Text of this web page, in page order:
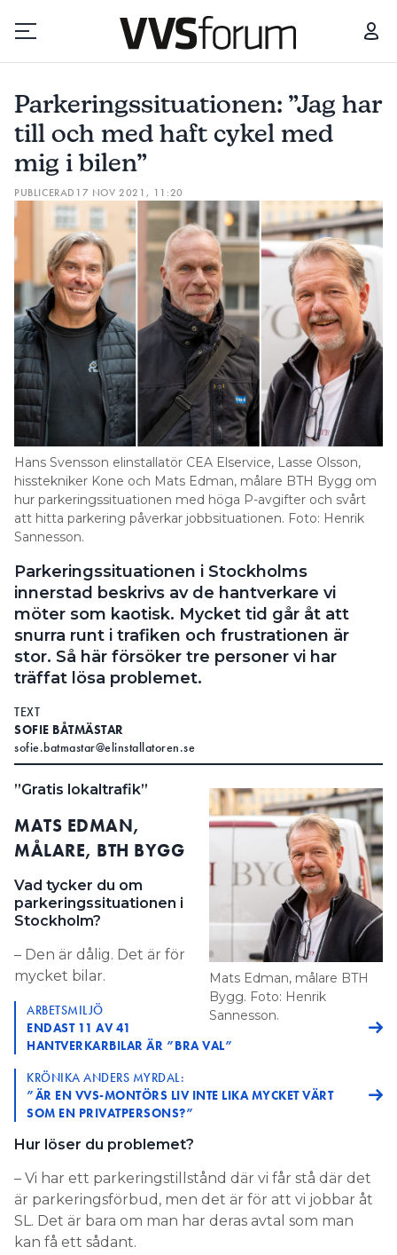
Prenumerera
Hantera prenumeration
Lediga jobb
Annonsera
Läs E-tidningen
Om tidningen
Kontakt
Information om GDPR
Search for:
SEARCH
Parkeringssituationen: ”Jag har
till och med haft cykel med
mig i bilen”
PUBLICERAD 17 NOV 2021, 11:20
Hans Svensson elinstallatör CEA Elservice, Lasse Olsson,
hisstekniker Kone och Mats Edman, målare BTH Bygg om
hur parkeringssituationen med höga P-avgifter och svårt
att hitta parkering påverkar jobbsituationen. Foto: Henrik
Sannesson.
Parkeringssituationen i Stockholms
innerstad beskrivs av de hantverkare vi
möter som kaotisk. Mycket tid går åt att
snurra runt i trafiken och frustrationen är
stor. Så här försöker tre personer vi har
träffat lösa problemet.
TEXT
SOFIE BÅTMÄSTAR
sofie.batmastar@elinstallatoren.se
Mats Edman, målare BTH
Bygg. Foto: Henrik
Sannesson.
”Gratis lokaltrafik”
MATS EDMAN,
MÅLARE, BTH BYGG
Vad tycker du om
parkeringssituationen i
Stockholm?
– Den är dålig. Det är för
mycket bilar.
ARBETSMILJÖ
ENDAST 11 AV 41
HANTVERKARBILAR ÄR ”BRA VAL”
KRÖNIKA ANDERS MYRDAL:
”ÄR EN VVS-MONTÖRS LIV INTE LIKA MYCKET VÄRT
SOM EN PRIVATPERSONS?”
Hur löser du problemet?
– Vi har ett parkeringstillstånd där vi får stå där det
är parkeringsförbud, men det är för att vi jobbar åt
SL. Det är bara om man har deras avtal som man
kan få ett sådant.